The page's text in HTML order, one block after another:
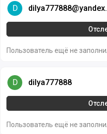
dilya777888@yandex.ru
D
Пользователь ещё не
dilya777888
D dilya777888
Пользователь ещё не